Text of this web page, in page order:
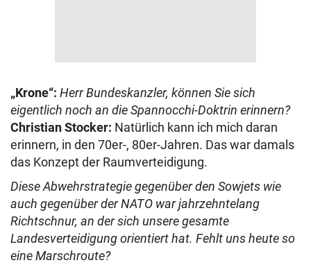
„Krone“: Herr Bundeskanzler, können Sie sich
eigentlich noch an die Spannocchi-Doktrin erinnern?
Christian Stocker: Natürlich kann ich mich daran
erinnern, in den 70er-, 80er-Jahren. Das war damals
das Konzept der Raumverteidigung.
Diese Abwehrstrategie gegenüber den Sowjets wie
auch gegenüber der NATO war jahrzehntelang
Richtschnur, an der sich unsere gesamte
Landesverteidigung orientiert hat. Fehlt uns heute so
eine Marschroute?